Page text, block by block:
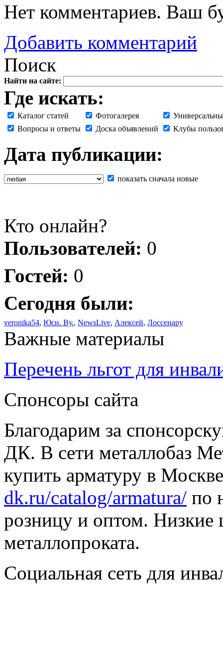
Нет комментариев. Ваш
Добавить комментарий
Поиск
Найти на сайте:
Где искать:
Каталог статей Фотогалерея
Вопросы и ответы
Доска объявлений Клубы
Дата публикации:
показать сначала новые
Кто онлайн?
Пользователей: 0
Гостей: 0
Сегодня были:
veronika54, Юси. Ву., NewsLive, Алексей, Лоссенару
Важные материалы
Перечень льгот для
Спонсоры сайта
Благодарим за
ДК. В сети металлобаз
купить арматуру в
dk.ru/catalog/armatura/ по
розницу и оптом. Низкие
металлопроката.
Социальная сеть для